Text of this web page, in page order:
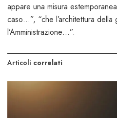
appare una misura
caso…”, “che l’architettura
l’Amministrazione…”.
Articoli correlati